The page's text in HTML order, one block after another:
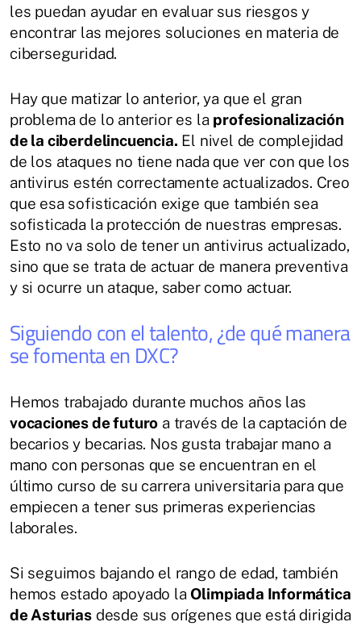
les puedan ayudar en evaluar sus riesgos y
encontrar las mejores soluciones en materia de
ciberseguridad.
Hay que matizar lo anterior, ya que el gran
problema de lo anterior es la profesionalización
de la ciberdelincuencia. El nivel de complejidad
de los ataques no tiene nada que ver con que los
antivirus estén correctamente actualizados. Creo
que esa sofisticación exige que también sea
sofisticada la protección de nuestras empresas.
Esto no va solo de tener un antivirus actualizado,
sino que se trata de actuar de manera preventiva
y si ocurre un ataque, saber como actuar.
Siguiendo con el talento, ¿de qué manera
se fomenta en DXC?
Hemos trabajado durante muchos años las
vocaciones de futuro a través de la captación de
becarios y becarias. Nos gusta trabajar mano a
mano con personas que se encuentran en el
último curso de su carrera universitaria para que
empiecen a tener sus primeras experiencias
laborales.
Si seguimos bajando el rango de edad, también
hemos estado apoyado la Olimpiada Informática
de Asturiasdesde sus orígenes que está dirigida